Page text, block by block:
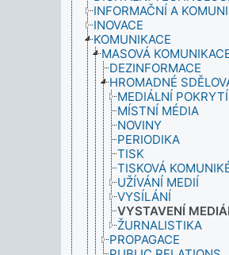
INFORMAČNÍ A
INOVACE
KOMUNIKACE
MASOVÁ
DEZINFORMACE
HROMADNÉ
MEDIÁLNÍ POKRYTÍ
MÍSTNÍ MÉDIA
NOVINY
PERIODIKA
TISK
TISKOVÁ
UŽÍVÁNÍ MEDIÍ
VYSÍLÁNÍ
VYSTAVENÍ
ŽURNALISTIKA
PROPAGACE